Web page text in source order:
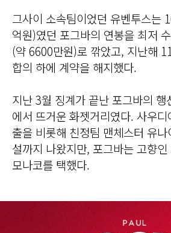
그사이 소속팀이었던 유벤투스는
억원)였던 포그바의 연봉을 최저
(약 6600만원)로 깎았고, 지난해
합의 하에 계약을 해지했다.
지난 3월 징계가 끝난 포그바의 행
에서 뜨거운 화젯거리였다. 사우
출을 비롯해 친정팀 맨체스터 유
설까지 나왔지만, 포그바는 고향
모나코를 택했다.